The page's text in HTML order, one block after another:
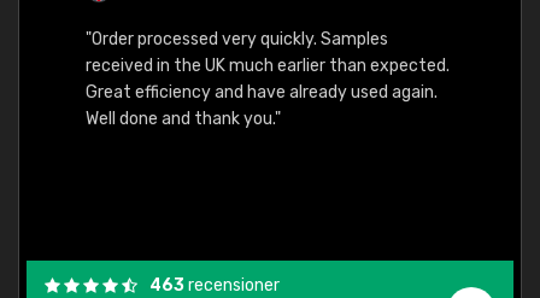
"Order processed very quickly. Samples
received in the UK much earlier than expected.
Great efficiency and have already used again.
Well done and thank you."
463recensioner